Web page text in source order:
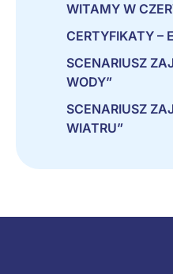
WITAMY W
CERTYFIKATY
SCENARIUSZ
WODY”
SCENARIUSZ
WIATRU”